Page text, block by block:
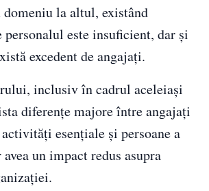
la altul, existând
este insuficient, dar și
excedent de angajați.
inclusiv în cadrul aceleiași
diferențe majore între angajați
esențiale și persoane a
un impact redus asupra